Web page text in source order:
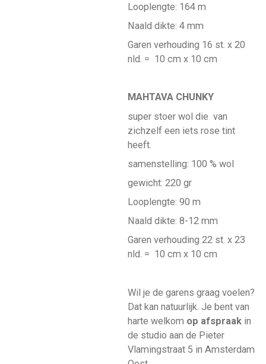
Looplengte: 164 m
Naald dikte: 4 mm
Garen verhouding 16 st. x 20
nld. = 10 cm x 10 cm
MAHTAVA CHUNKY
super stoer wol die van
zichzelf een iets rose tint
heeft.
samenstelling: 100 % wol
gewicht: 220 gr
Looplengte: 90 m
Naald dikte: 8-12 mm
Garen verhouding 22 st. x 23
nld. = 10 cm x 10 cm
Wil je de garens graag voelen?
Dat kan natuurlijk. Je bent van
harte welkom op afspraakin
de studio aan de Pieter
Vlamingstraat 5 in Amsterdam